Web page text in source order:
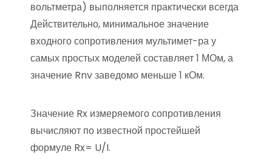
вольтметра) выполняется практически всегда
Действительно, минимальное значение
входного сопротивления мультимет-ра у
самых простых моделей составляет 1 МОм, а
значение Rnv заведомо меньше 1 кОм.
Значение Rx измеряемого сопротивления
вычисляют по известной простейшей
формуле Rx= U/I.